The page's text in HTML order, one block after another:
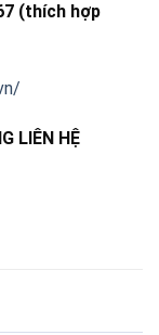
(thích hợp
LIÊN HỆ